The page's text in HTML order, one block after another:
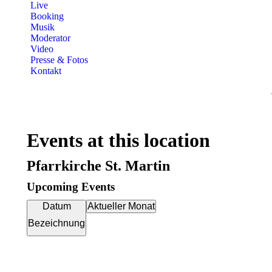
Live
Booking
Musik
Moderator
Video
Presse & Fotos
Kontakt
Events at this location
Pfarrkirche St. Martin
Upcoming Events
Datum
Bezeichnung
Aktueller Monat